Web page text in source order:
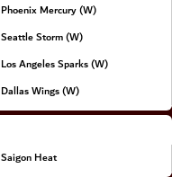
Phoenix Mercury (W)
Seattle Storm (W)
Los Angeles Sparks (W)
Dallas Wings (W)
Saigon Heat